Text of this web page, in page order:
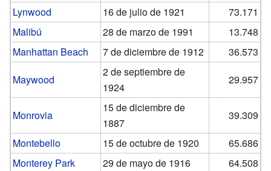
Lynwood
16 de julio de 1921
73.171
Malibú
28 de marzo de 1991
13.748
Manhattan Beach
7 de diciembre de 1912
36.573
Maywood
2 de septiembre de
1924
29.957
Monrovia
15 de diciembre de
1887
39.309
Montebello
15 de octubre de 1920
65.686
Monterey Park
29 de mayo de 1916
64.508